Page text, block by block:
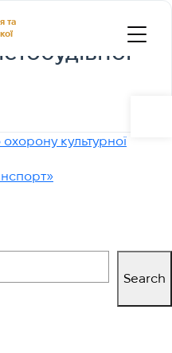
та
культурної
Search